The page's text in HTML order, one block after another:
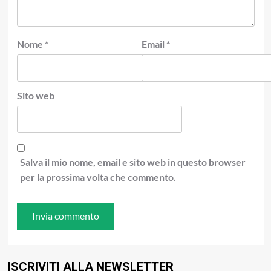
Nome * Email *
Sito web
Salva il mio nome, email e sito web in questo browser
per la prossima volta che commento.
ISCRIVITI ALLA NEWSLETTER